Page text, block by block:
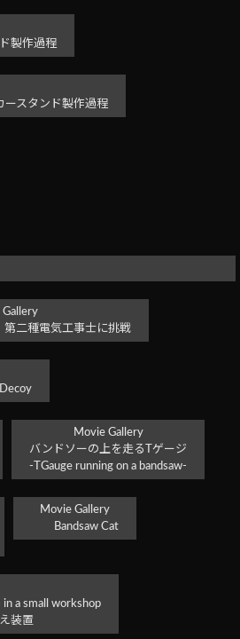
製作過程
ースタンド製作過程
Gallery
二種電気工事士に挑戦
Movie Gallery
バンドソーの上を走るTゲージ
-TGauge running on a bandsaw-
Movie Gallery
Bandsaw Cat
a small workshop
装置